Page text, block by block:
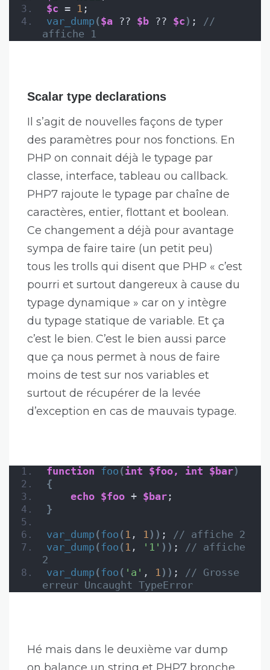
$c = 1 ;
var_dump ($a ?? $b ?? $c ) ; //
affiche 1
Scalar type declarations
Il s’agit de nouvelles façons de typer
des paramètres pour nos fonctions. En
PHP on connait déjà le typage par
classe, interface, tableau ou callback.
PHP7 rajoute le typage par chaîne de
caractères, entier, flottant et boolean.
Ce changement a déjà pour avantage
sympa de faire taire (un petit peu)
tous les trolls qui disent que PHP « c’est
pourri et surtout dangereux à cause du
typage dynamique » car on y intègre
du typage statique de variable. Et ça
c’est le bien. C’est le bien aussi parce
que ça nous permet à nous de faire
moins de test sur nos variables et
surtout de récupérer de la levée
d’exception en cas de mauvais typage.
function foo (int $foo, int $bar)
{
echo $foo + $bar ;
}
var_dump (foo ( 1 , 1 )) ; // affiche 2
var_dump (foo ( 1 , '1' )) ; // affiche
2
var_dump (foo ( 'a' , 1 )) ; // Grosse
erreur Uncaught TypeError
Hé mais dans le deuxième var dump